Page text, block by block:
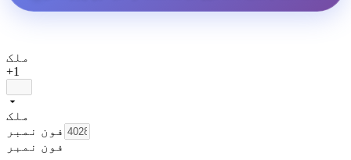
ملک
+1
ملک
فون نمبر
فون نمبر